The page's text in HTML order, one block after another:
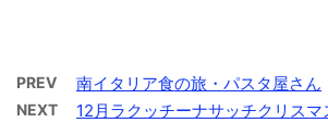
PREV 南イタリア食の旅・パスタ屋さん
NEXT 12月ラクッチーナサッチクリスマ